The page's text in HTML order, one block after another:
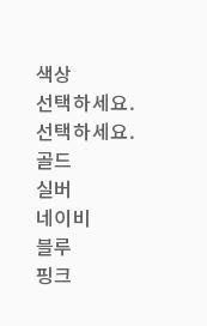
색상
선택하세요.
선택하세요.
골드
실버
네이비
블루
핑크